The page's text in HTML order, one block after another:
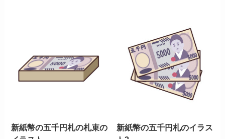
新紙幣の五千円札の札束の
新紙幣の五千円札のイラス